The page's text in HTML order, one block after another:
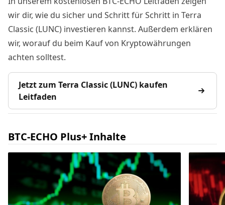
wir dir, wie du sicher und Schritt für Schritt in Terra
Classic (LUNC) investieren kannst. Außerdem erklären
wir, worauf du beim Kauf von Kryptowährungen
achten solltest.
Jetzt zum Terra Classic (LUNC) kaufen
Leitfaden
BTC-ECHO Plus+ Inhalte